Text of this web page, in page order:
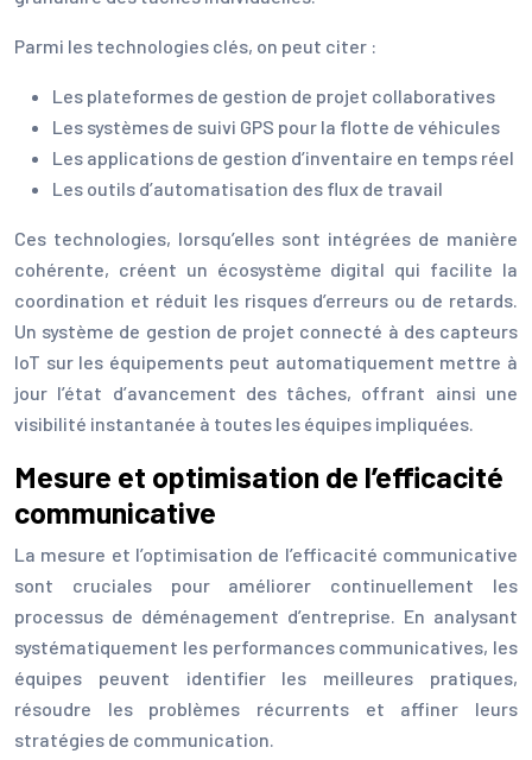
Parmi les technologies clés, on peut citer :
Les plateformes de gestion de projet collaboratives
Les systèmes de suivi GPS pour la flotte de véhicules
Les applications de gestion d’inventaire en temps réel
Les outils d’automatisation des flux de travail
Ces technologies, lorsqu’elles sont intégrées de manière
cohérente, créent un écosystème digital qui facilite la
coordination et réduit les risques d’erreurs ou de retards.
Un système de gestion de projet connecté à des capteurs
IoT sur les équipements peut automatiquement mettre à
jour l’état d’avancement des tâches, offrant ainsi une
visibilité instantanée à toutes les équipes impliquées.
Mesure et optimisation de l’efficacité
communicative
La mesure et l’optimisation de l’efficacité communicative
sont cruciales pour améliorer continuellement les
processus de déménagement d’entreprise. En analysant
systématiquement les performances communicatives, les
équipes peuvent identifier les meilleures pratiques,
résoudre les problèmes récurrents et affiner leurs
stratégies de communication.